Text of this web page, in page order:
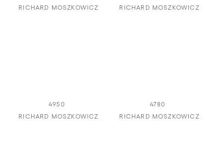
RICHARD MOSZKOWICZ
RICHARD MOSZKOWICZ
4950
RICHARD MOSZKOWICZ
4780
RICHARD MOSZKOWICZ